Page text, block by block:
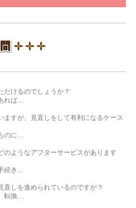
だけるのでしょうか？
れば…
ますが、見直しをして有利になるケース
のに…
のようなアフターサービスがあります
続き…
直しを進められているのですが？
転換…